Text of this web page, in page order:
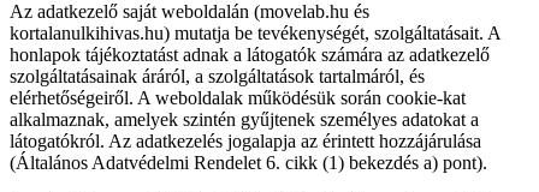
Az adatkezelő saját weboldalán (movelab.hu és
kortalanulkihivas.hu) mutatja be tevékenységét, szolgáltatásait. A
honlapok tájékoztatást adnak a látogatók számára az adatkezelő
szolgáltatásainak áráról, a szolgáltatások tartalmáról, és
elérhetőségeiről. A weboldalak működésük során cookie-kat
alkalmaznak, amelyek szintén gyűjtenek személyes adatokat a
látogatókról. Az adatkezelés jogalapja az érintett hozzájárulása
(Általános Adatvédelmi Rendelet 6. cikk (1) bekezdés a) pont).